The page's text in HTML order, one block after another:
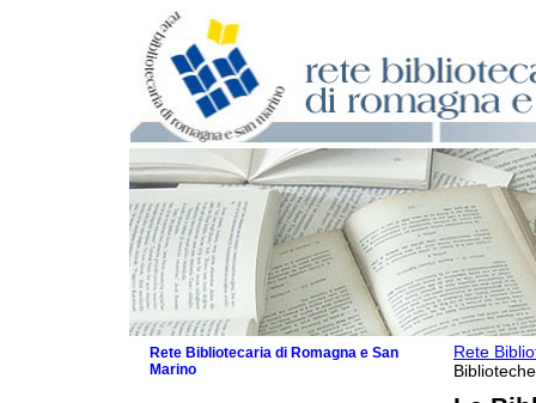
Rete
Biblioteche
Rete Bibliotecaria di Romagna e San
Marino